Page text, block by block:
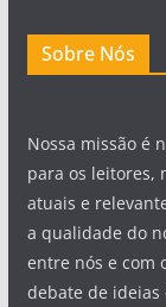
Sobre Nós
Nossa missão é
para os leitores,
atuais e
a qualidade do
entre nós e com
debate de